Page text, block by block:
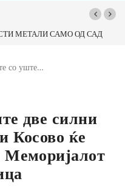
МЕТАЛИ САМО ОД САД
со уште…
две силни
Косово ќе
Меморијалот